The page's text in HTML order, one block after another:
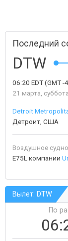
Последний
DTW
06:20 EDT(GMT -
21 марта, суббота
Detroit
Детроит, США
Воздушное
E75L компании
Вылет: DTW
По